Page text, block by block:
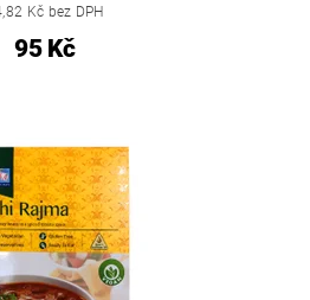
Kč bez DPH
95 Kč